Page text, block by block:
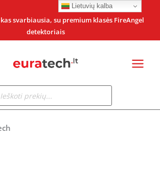
svarbiausia, su premium klasės FireAngel
detektoriais
Lietuvių kalba